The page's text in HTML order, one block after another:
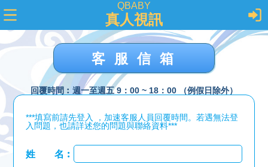
QBABY
真人視訊
客服信箱
回覆時間︰週一至週五 9：00 ~ 18：00 （例假日除外）
***填寫前請先登入 ，加速客服人員回覆時間。若遇無法登
入問題，也請詳述您的問題與聯絡資料***
姓 名︰